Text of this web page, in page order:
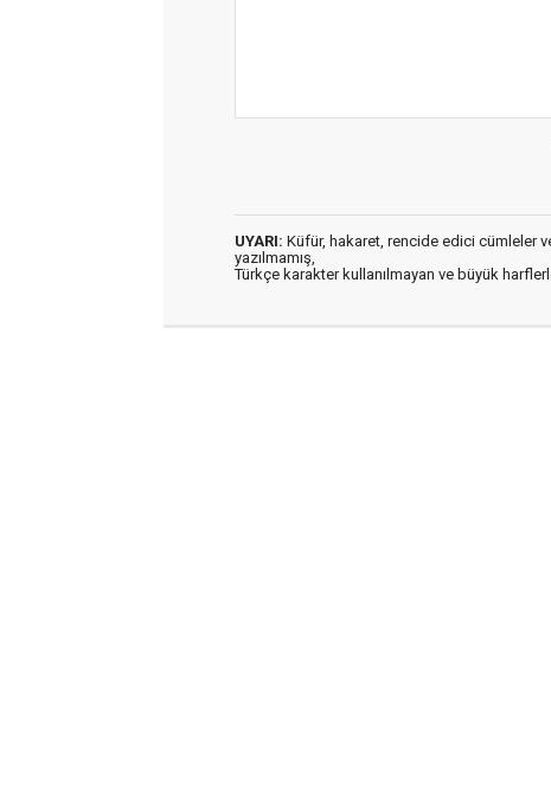
UYARI: Küfür, hakaret, rencide edici cümleler
yazılmamış,
Türkçe karakter kullanılmayan ve büyük